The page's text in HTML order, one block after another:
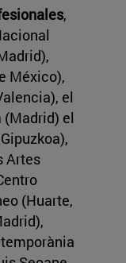
,
México),
el
(Madrid) el
Artes
(Huarte,